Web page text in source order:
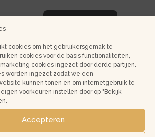
cookies om het gebruikersgemak te
cookies voor de basis functionaliteiten,
cookies ingezet door derde partijen.
worden ingezet zodat we een
kunnen tonen en om internetgebruik te
voorkeuren instellen door op "Bekijk
Accepteren